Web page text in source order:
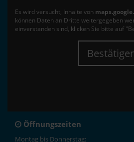
Es wird versucht, Inhalte von
können Daten an Dritte weitergegeben
einverstanden sind, klicken Sie bitte auf
Öffnungszeiten
Montag bis Donnerstag: